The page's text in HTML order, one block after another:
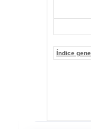
Índice